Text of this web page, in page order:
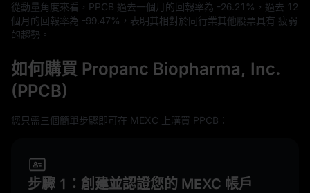
從動量角度來看，PPCB 過去一個月的回報率為 -26.21% ，過去 12
個月的回報率為 -99.47% ，表明其相對於同行業其他股票具有 疲弱
的趨勢。
如何購買 Propanc Biopharma, Inc.
(PPCB)
您只需三個簡單步驟即可在 MEXC 上購買 PPCB：
步驟 1：創建並認證您的 MEXC 帳戶